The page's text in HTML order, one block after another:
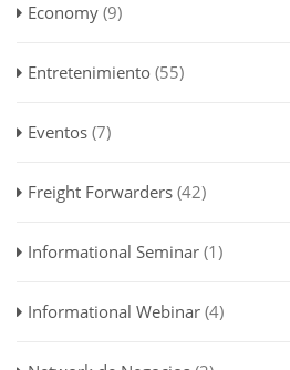
Economy (9)
Entretenimiento (55)
Eventos (7)
Freight Forwarders (42)
Informational Seminar (1)
Informational Webinar (4)